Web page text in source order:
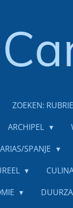
ZOEKEN:
ARCHIPEL
SPANJE